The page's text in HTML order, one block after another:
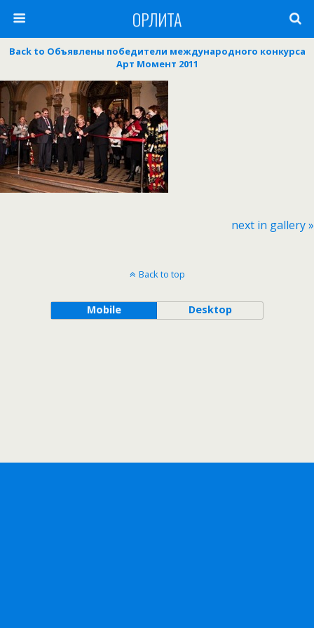
ОРЛИТА
Back to Объявлены победители международного конкурса
Арт Момент 2011
next in gallery »
Back to top
Mobile Desktop